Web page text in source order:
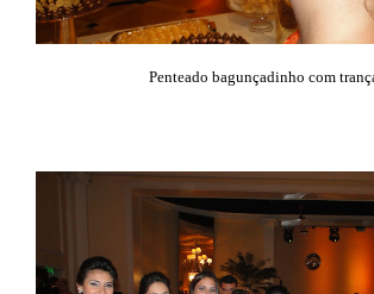
Penteado bagunçadinho com